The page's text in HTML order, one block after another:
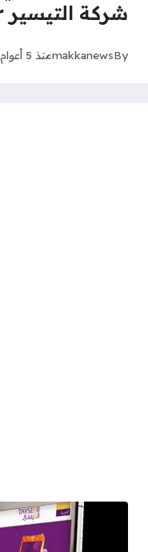
شركة التيسير tayseer
By
makkanewsمنذ 5 أعوام